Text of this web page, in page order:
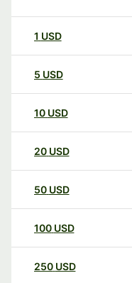
1 USD
5 USD
10 USD
20 USD
50 USD
100 USD
250 USD